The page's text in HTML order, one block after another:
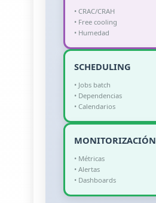
• CRAC/CRAH
• Free cooling
• Humedad
SCHEDULING
• Jobs batch
• Dependencias
• Calendarios
MONITORIZACIÓN
• Métricas
• Alertas
• Dashboards